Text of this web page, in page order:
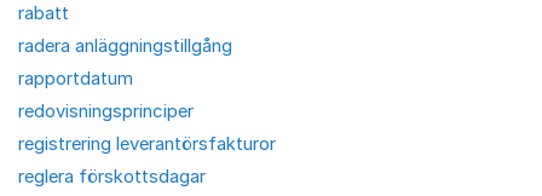
rabatt
radera anläggningstillgång
rapportdatum
redovisningsprinciper
registrering leverantörsfakturor
reglera förskottsdagar